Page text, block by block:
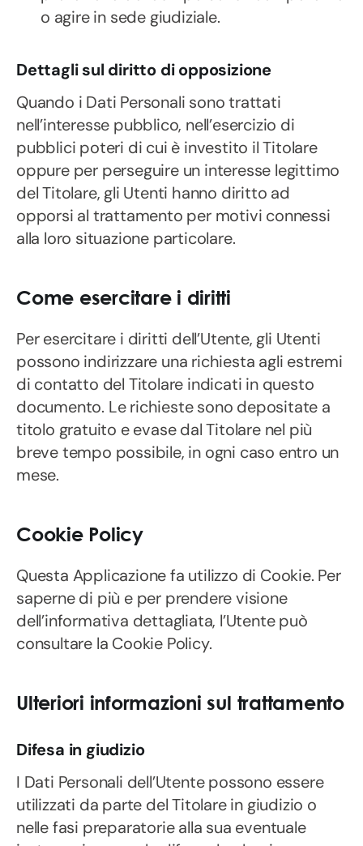
o agire in sede giudiziale.
Dettagli sul diritto di opposizione
Quando i Dati Personali sono trattati
nell’interesse pubblico, nell’esercizio di
pubblici poteri di cui è investito il Titolare
oppure per perseguire un interesse legittimo
del Titolare, gli Utenti hanno diritto ad
opporsi al trattamento per motivi connessi
alla loro situazione particolare.
Come esercitare i diritti
Per esercitare i diritti dell’Utente, gli Utenti
possono indirizzare una richiesta agli estremi
di contatto del Titolare indicati in questo
documento. Le richieste sono depositate a
titolo gratuito e evase dal Titolare nel più
breve tempo possibile, in ogni caso entro un
mese.
Cookie Policy
Questa Applicazione fa utilizzo di Cookie. Per
saperne di più e per prendere visione
dell’informativa dettagliata, l’Utente può
consultare la Cookie Policy.
Ulteriori informazioni sul trattamento
Difesa in giudizio
I Dati Personali dell’Utente possono essere
utilizzati da parte del Titolare in giudizio o
nelle fasi preparatorie alla sua eventuale